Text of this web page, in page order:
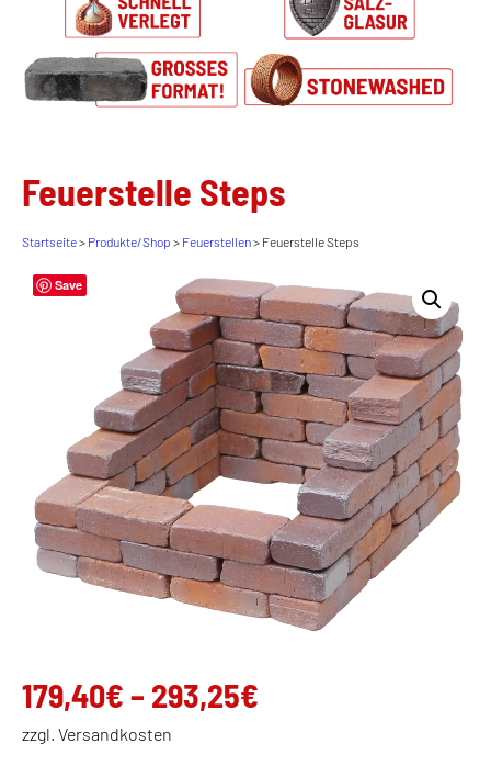
Feuerstelle Steps
Startseite> Produkte/Shop > Feuerstellen> Feuerstelle Steps
Save
179,40€– 293,25€
zzgl. Versandkosten